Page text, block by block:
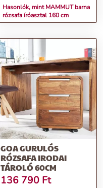
Hasonlók, mint MAMMUT barna
rózsafa íróasztal 160 cm
GOA GURULÓS
RÓZSAFA IRODAI
TÁROLÓ 60CM
136 790 Ft